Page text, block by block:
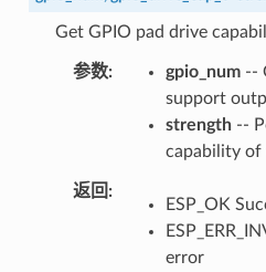
Get GPIO pad drive
参数 gpio_num--
support
strength--
capability of
返回
ESP_OK
error